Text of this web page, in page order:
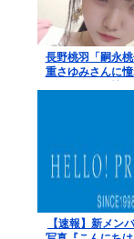
長野桃羽「嗣永
重さゆみさんに
【速報】新メン